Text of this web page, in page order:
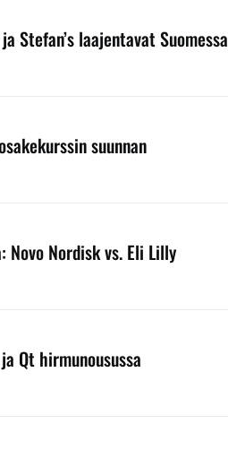
Stefan’s laajentavat Suomessa
suunnan
Nordisk vs. Eli Lilly
Qt hirmunousussa